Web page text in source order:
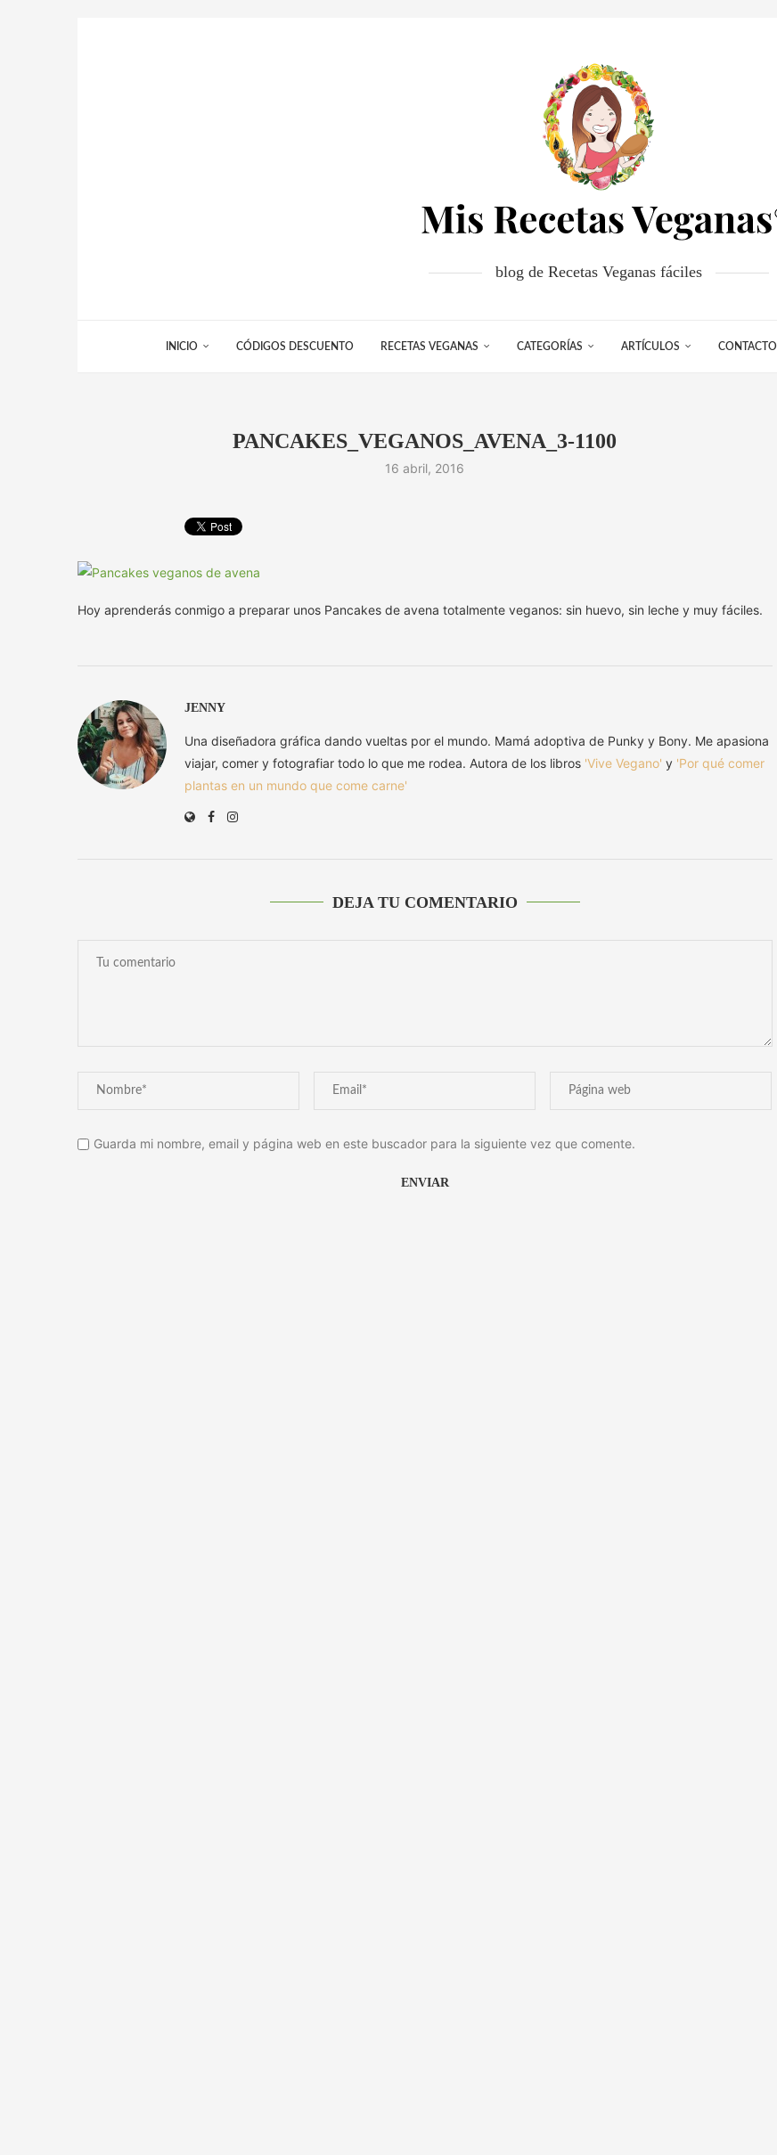
blog de Recetas Veganas fáciles
INICIO CÓDIGOS DESCUENTO RECETAS VEGANAS CATEGORÍAS ARTÍCULOS CONTACTO
PANCAKES_VEGANOS_AVENA_3-1100
16 abril, 2016
Hoy aprenderás conmigo a preparar unos Pancakes de avena totalmente veganos: sin huevo, sin leche y muy fáciles.
JENNY
Una diseñadora gráfica dando vueltas por el mundo. Mamá adoptiva de Punky y Bony. Me apasiona
viajar, comer y fotografiar todo lo que me rodea. Autora de los libros 'Vive Vegano' y 'Por qué comer
plantas en un mundo que come carne'
DEJA TU COMENTARIO
Guarda mi nombre, email y página web en este buscador para la siguiente vez que comente.